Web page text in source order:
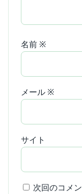
名前 ※
メール ※
サイト
次回のコメ